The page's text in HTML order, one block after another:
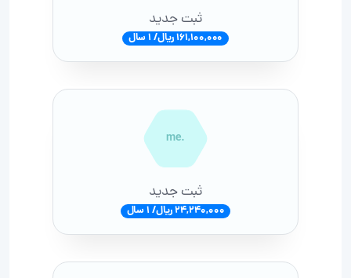
ثبت جدید
161,100,000 ریال/ 1 سال
.me
ثبت جدید
24,240,000 ریال/ 1 سال